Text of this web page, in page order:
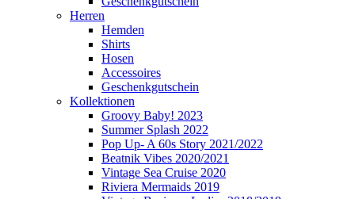
Herren
Hemden
Shirts
Hosen
Accessoires
Geschenkgutschein
Kollektionen
Groovy Baby! 2023
Summer Splash 2022
Pop Up- A 60s Story 2021/2022
Beatnik Vibes 2020/2021
Vintage Sea Cruise 2020
Riviera Mermaids 2019